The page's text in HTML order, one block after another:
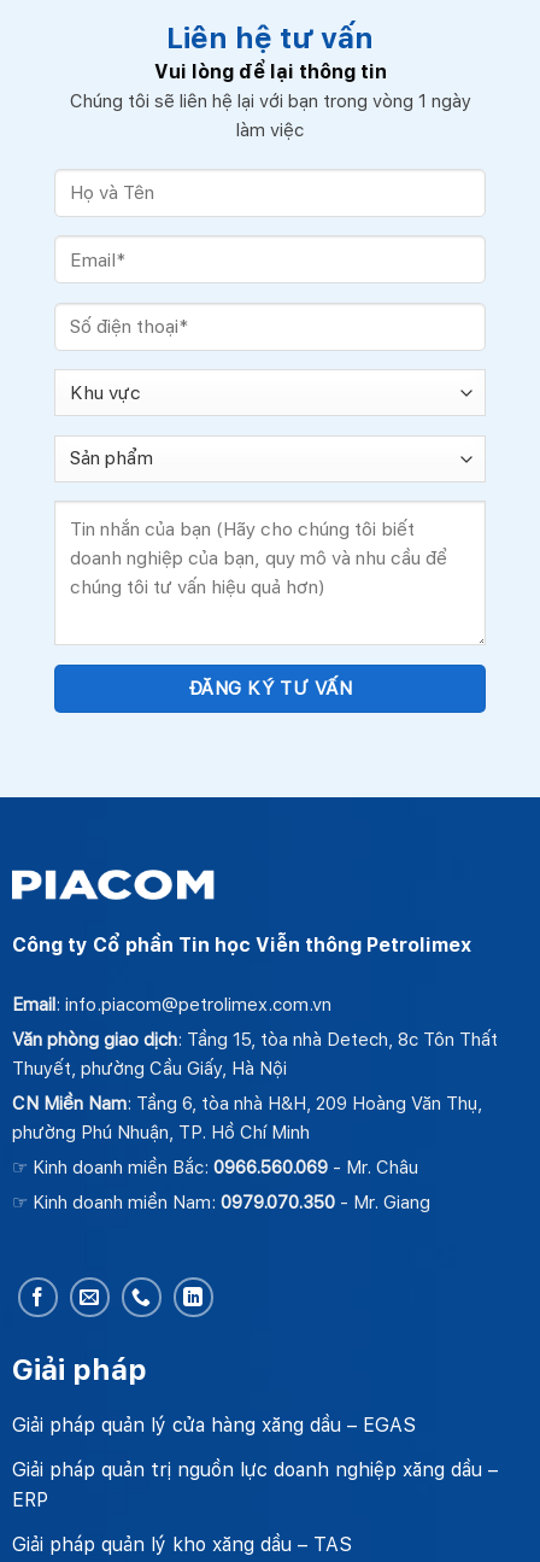
Liên hệ tư vấn
Vui lòng để lại thông tin
Chúng tôi sẽ liên hệ lại với bạn trong vòng 1 ngày
làm việc
Công ty Cổ phần Tin học Viễn thông Petrolimex
Email: info.piacom@petrolimex.com.vn
Văn phòng giao dịch: Tầng 15, tòa nhà Detech, 8c Tôn Thất
Thuyết, phường Cầu Giấy, Hà Nội
CN Miền Nam: Tầng 6, tòa nhà H&H, 209 Hoàng Văn Thụ,
phường Phú Nhuận, TP. Hồ Chí Minh
☞ Kinh doanh miền Bắc: 0966.560.069- Mr. Châu
☞ Kinh doanh miền Nam: 0979.070.350- Mr. Giang
Giải pháp
Giải pháp quản lý cửa hàng xăng dầu – EGAS
Giải pháp quản trị nguồn lực doanh nghiệp xăng dầu –
ERP
Giải pháp quản lý kho xăng dầu – TAS